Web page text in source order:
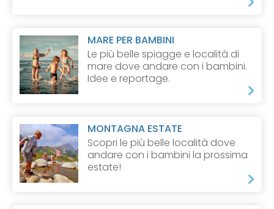
MARE PER BAMBINI
Le più belle spiagge e località di
mare dove andare con i bambini.
Idee e reportage.
MONTAGNA ESTATE
Scopri le più belle località dove
andare con i bambini la prossima
estate!